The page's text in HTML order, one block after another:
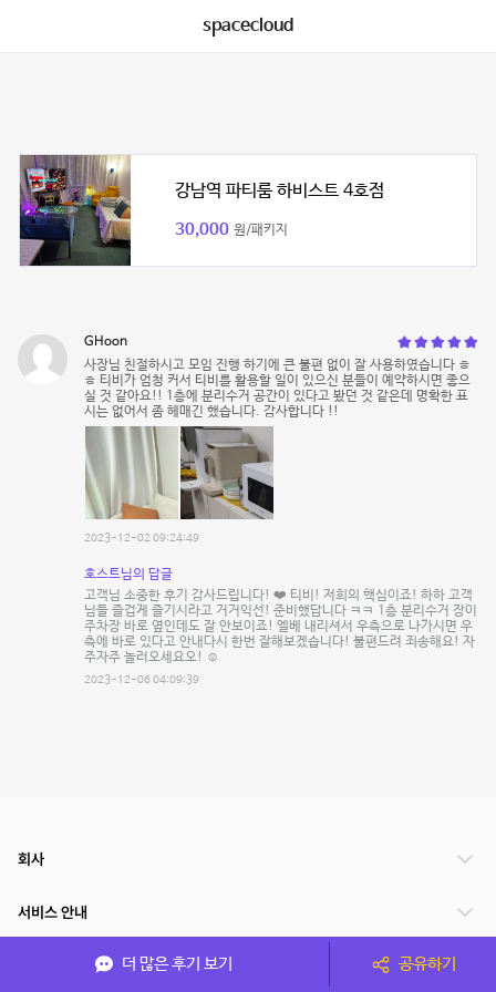
spacecloud
강남역 파티룸 하비스트 4호점
30,000 원/패키지
GHoon
사장님 친절하시고 모임 진행 하기에 큰 불편 없이 잘 사용하였습니다 ㅎ
ㅎ 티비가 엄청 커서 티비를 활용할 일이 있으신 분들이 예약하시면 좋으
실 것 같아요!! 1층에 분리수거 공간이 있다고 봤던 것 같은데 명확한 표
시는 없어서 좀 헤매긴 했습니다. 감사합니다 !!
2023-12-02 09:24:49
호스트님의 답글
고객님 소중한 후기 감사드립니다! ❤️ 티비! 저희의 핵심이죠! 하하 고객
님들 즐겁게 즐기시라고 거거익선! 준비했답니다 ㅋㅋ 1층 분리수거 장이
주차장 바로 옆인데도 잘 안보이죠! 엘베 내리셔서 우측으로 나가시면 우
측에 바로 있다고 안내다시 한번 잘해보겠습니다! 불편드려 죄송해요! 자
주자주 놀러오세요오! ☺️
2023-12-06 04:09:39
더 많은 후기 보기 공유하기
회사
서비스 안내